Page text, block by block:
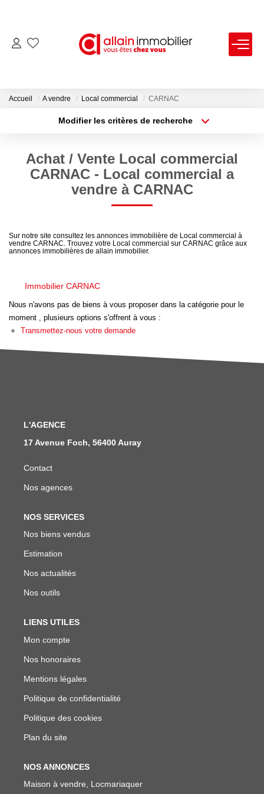
LOCATIONS
SYNDIC
Nos Offres D'emploi
Nos Actualités
LOCATIONS VACANCES
Accueil A vendre Local commercial CARNAC
Modifier les critères de recherche
Sélectionnez...
Type de bien
Achat / Vente Local commercial
CARNAC - Local commercial a
vendre à CARNAC
Sur notre site consultez les annonces immobilière de Local commercial à
vendre CARNAC. Trouvez votre Local commercial sur CARNAC grâce aux
annonces immobilières de allain immobilier.
Immobilier CARNAC
Nous n'avons pas de biens à vous proposer dans la catégorie pour le
moment , plusieurs options s'offrent à vous :
Transmettez-nous votre demande
L'AGENCE
17 Avenue Foch, 56400 Auray
Contact
Nos agences
NOS SERVICES
Nos biens vendus
Estimation
Nos actualités
Nos outils
LIENS UTILES
Mon compte
Nos honoraires
Mentions légales
Politique de confidentialité
Politique des cookies
Plan du site
NOS ANNONCES
Maison à vendre, Locmariaquer